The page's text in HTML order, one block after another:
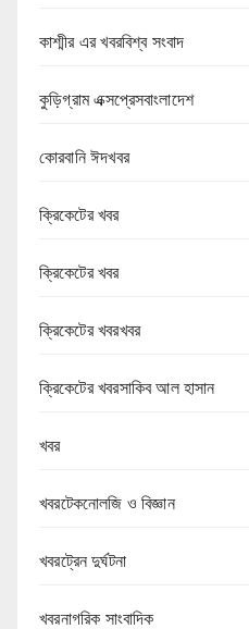
কাশ্মীর এর খবরবিশ্ব সংবাদ
কুড়িগ্রাম এক্সপ্রেসবাংলাদেশ
কোরবানি ঈদখবর
ক্রিকেটের খবর
ক্রিকেটের খবর
ক্রিকেটের খবরখবর
ক্রিকেটের খবরসাকিব আল হাসান
খবর
খবরটেকনোলজি ও বিজ্ঞান
খবরট্রেন দুর্ঘটনা
খবরনাগরিক সাংবাদিক